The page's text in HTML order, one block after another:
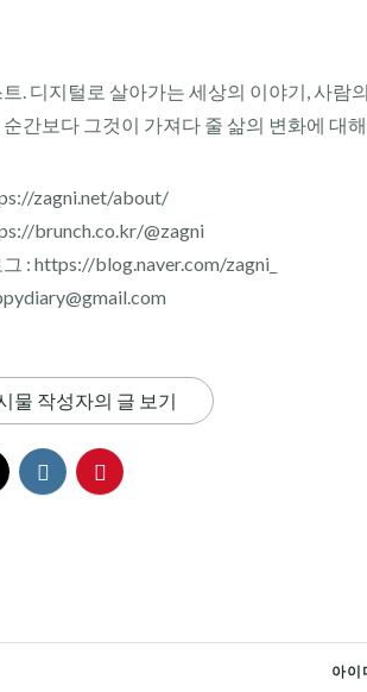
. 디지털로 살아가는 세상의 이야기, 사람
간보다 그것이 가져다 줄 삶의 변화에 대
zagni.net/about/
brunch.co.kr/@zagni
: https://blog.naver.com/zagni_
물 작성자의 글 보기
아